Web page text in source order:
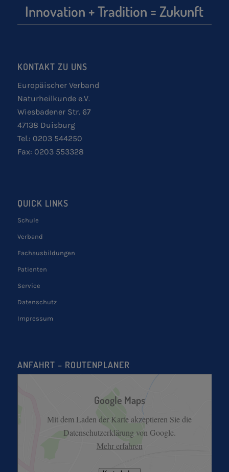
Innovation + Tradition = Zukunft
KONTAKT ZU UNS
Europäischer Verband
Naturheilkunde e.V.
Wiesbadener Str. 67
47138 Duisburg
Tel.: 0203 544250
Fax: 0203 553328
QUICK LINKS
Schule
Verband
Fachausbildungen
Patienten
Service
Datenschutz
Impressum
ANFAHRT – ROUTENPLANER
Google Maps
Mit dem Laden der Karte akzeptieren Sie die
Datenschutzerklärung von Google.
Mehr erfahren